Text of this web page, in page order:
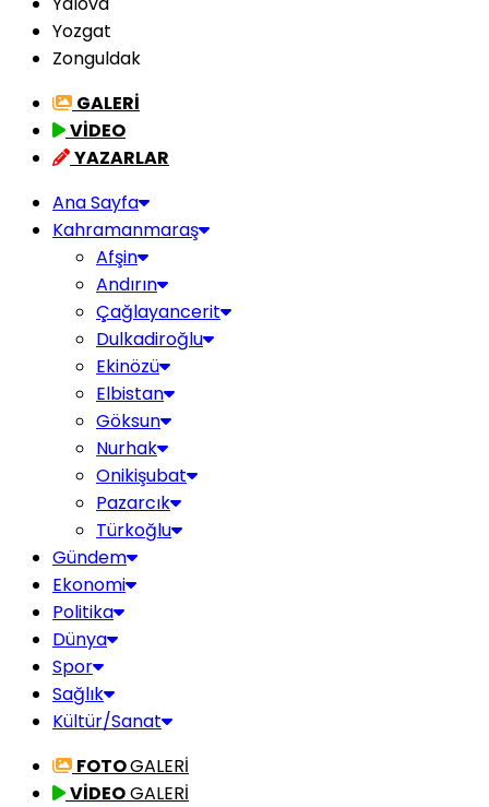
Yozgat
Zonguldak
GALERİ
VİDEO
YAZARLAR
Ana Sayfa
Kahramanmaraş
Afşin
Andırın
Çağlayancerit
Dulkadiroğlu
Ekinözü
Elbistan
Göksun
Nurhak
Onikişubat
Pazarcık
Türkoğlu
Gündem
Ekonomi
Politika
Dünya
Spor
Sağlık
Kültür/Sanat
FOTOGALERİ
VİDEOGALERİ